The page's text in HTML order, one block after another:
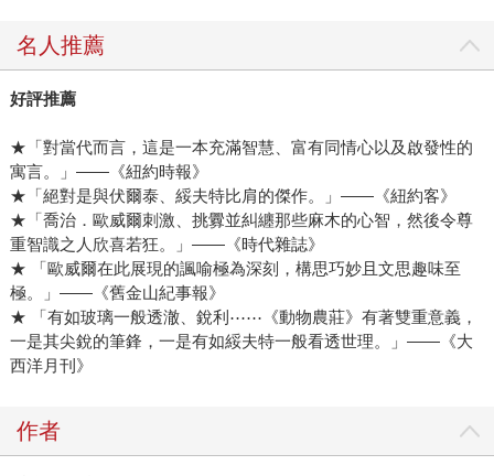
名人推薦
好評推薦
★「對當代而言，這是一本充滿智慧、富有同情心以及啟發性的
寓言。」――《紐約時報》
★「絕對是與伏爾泰、綏夫特比肩的傑作。」――《紐約客》
★「喬治．歐威爾刺激、挑釁並糾纏那些麻木的心智，然後令尊
重智識之人欣喜若狂。」――《時代雜誌》
★ 「歐威爾在此展現的諷喻極為深刻，構思巧妙且文思趣味至
極。」――《舊金山紀事報》
★ 「有如玻璃一般透澈、銳利⋯⋯《動物農莊》有著雙重意義，
一是其尖銳的筆鋒，一是有如綏夫特一般看透世理。」――《大
西洋月刊》
作者